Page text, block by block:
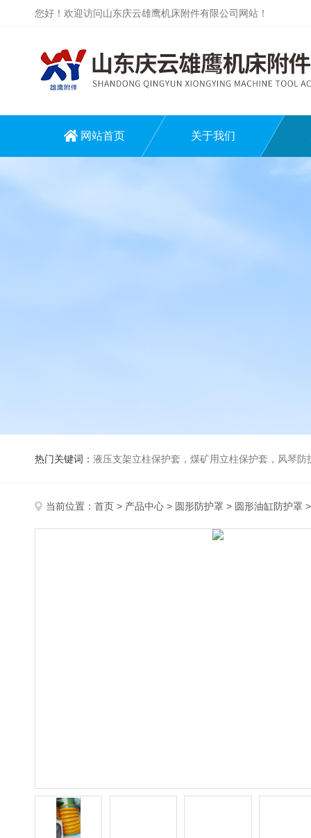
您好！欢迎访问山东庆云雄鹰机床附件有限公司网站！
网站首页 关于我们
热门关键词： 液压支架立柱保护套，煤矿用立柱保护套，风琴
当前位置： 首页 > 产品中心 > 圆形防护罩 > 圆形油缸防护罩